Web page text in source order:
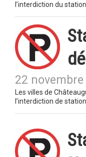
l’interdiction du
22 novembre
Les villes de
l’interdiction de